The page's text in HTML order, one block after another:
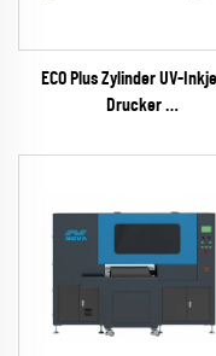
ECO Plus Zylinder UV-
Drucker